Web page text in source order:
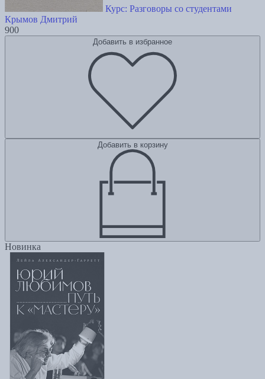
Курс: Разговоры со студентами
Крымов Дмитрий
900
Добавить в избранное
Добавить в корзину
Новинка